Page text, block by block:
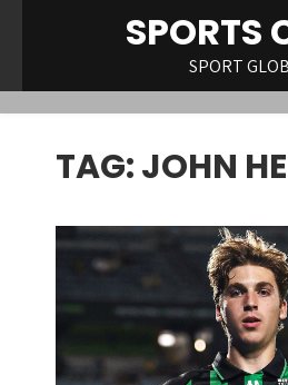
SPORTS
SPORT
TAG:JOHN